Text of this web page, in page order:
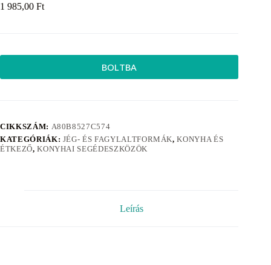
1 985,00 Ft
BOLTBA
CIKKSZÁM: A80B8527C574
KATEGÓRIÁK: JÉG- ÉS FAGYLALTFORMÁK,KONYHA ÉS
ÉTKEZŐ,KONYHAI SEGÉDESZKÖZÖK
Leírás